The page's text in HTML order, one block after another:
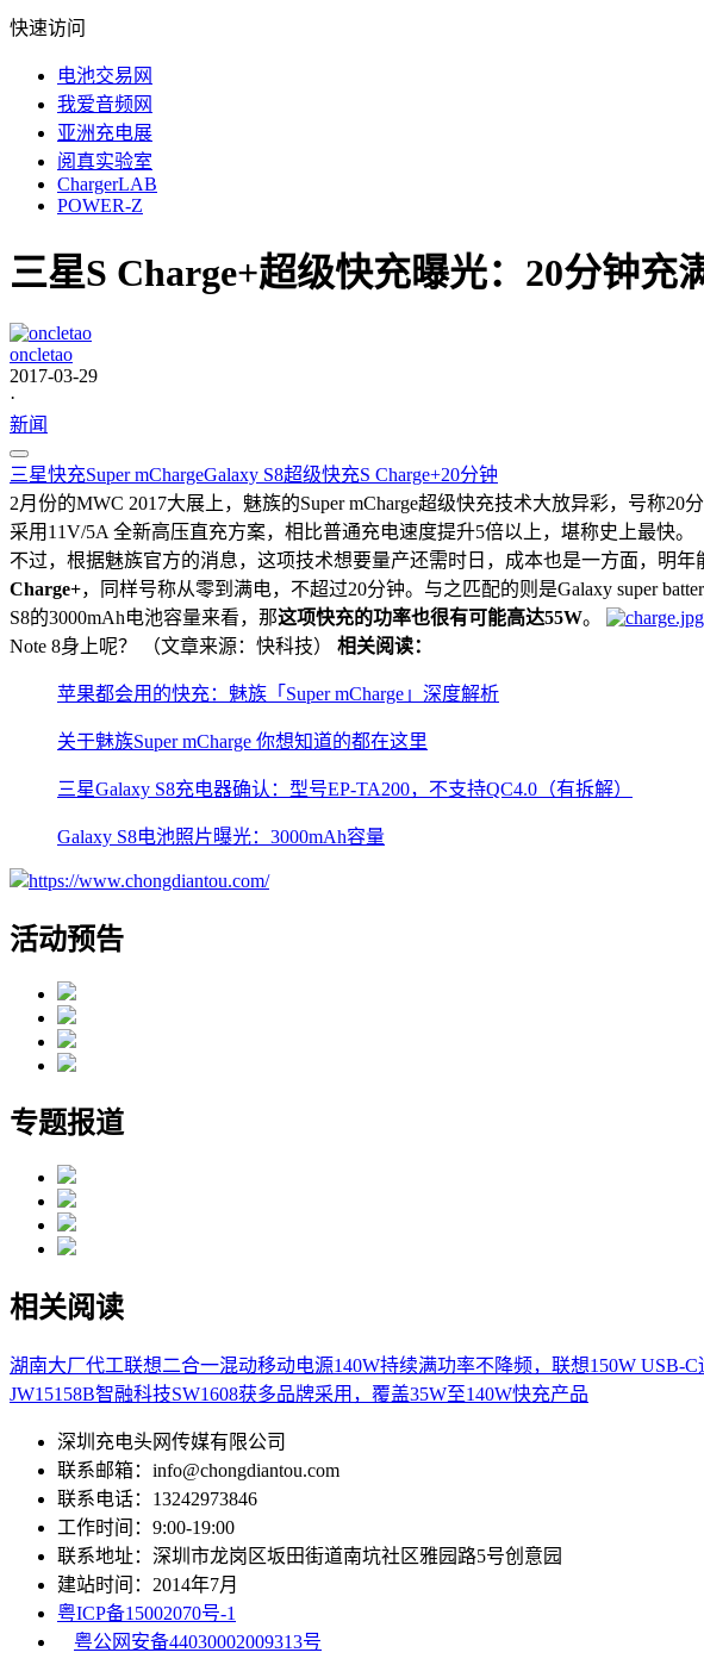
快速访问
电池交易网
我爱音频网
亚洲充电展
阅真实验室
ChargerLAB
POWER-Z
三星S Charge+超级快充曝光：20分钟充
oncletao
2017-03-29
·
新闻
三星快充Super mChargeGalaxy S8超级快充S Charge+20分钟
2月份的MWC 2017大展上，魅族的Super mCharge超级快充技术大放异彩，号称
采用11V/5A 全新高压直充方案，相比普通充电速度提升5倍以上，堪称史上最快。
不过，根据魅族官方的消息，这项技术想要量产还需时日，成本也是一方面，明
Charge+，同样号称从零到满电，不超过20分钟。与之匹配的则是Galaxy super
S8的3000mAh电池容量来看，那这项快充的功率也很有可能高达55W。
Note 8身上呢？ （文章来源：快科技） 相关阅读：
苹果都会用的快充：魅族「Super mCharge」深度解析
关于魅族Super mCharge 你想知道的都在这里
三星Galaxy S8充电器确认：型号EP-TA200，不支持QC4.0（有拆解）
Galaxy S8电池照片曝光：3000mAh容量
https://www.chongdiantou.com/
活动预告
专题报道
相关阅读
湖南大厂代工联想二合一混动移动电源140W持续满功率不降频，联想150W USB-
JW15158B智融科技SW1608获多品牌采用，覆盖35W至140W快充产品
深圳充电头网传媒有限公司
联系邮箱：info@chongdiantou.com
联系电话：13242973846
工作时间：9:00-19:00
联系地址：深圳市龙岗区坂田街道南坑社区雅园路5号创意园
建站时间：2014年7月
粤ICP备15002070号-1
粤公网安备44030002009313号